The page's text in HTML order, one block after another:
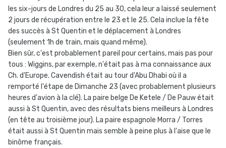
les six-jours de Londres du 25 au 30, cela leur a laissé seulement
2 jours de récupération entre le 23 et le 25. Cela inclue la fête
des succès à St Quentin et le déplacement à Londres
(seulement 1h de train, mais quand même).
Bien sûr, c'est probablement pareil pour certains, mais pas pour
tous : Wiggins, par exemple, n'était pas à ma connaissance aux
Ch. d'Europe. Cavendish était au tour d'Abu Dhabi où il a
remporté l'étape de Dimanche 23 (avec probablement plusieurs
heures d'avion à la clé). La paire belge De Ketele / De Pauw était
aussi à St Quentin, avec des résultats biens meilleurs à Londres
(en tête au troisième jour). La paire espagnole Morra / Torres
était aussi à St Quentin mais semble à peine plus à l'aise que le
binôme français.